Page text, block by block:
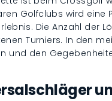
Golfclubs wird eine
Die Anzahl der
Turniers. In den
und den